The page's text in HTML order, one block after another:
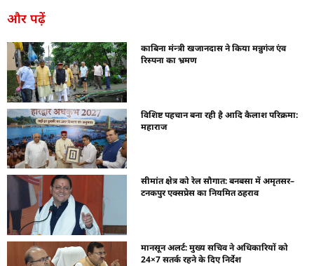
और पढ़ें
काबिना मंन्त्री खजानदास ने किया मन्नुगंज एंव
रिस्पना का भ्रमण
विशिष्ट पहचान बना रही है आदि कैलाश परिक्रमा:
महाराज
सीमांत क्षेत्र को रेल सौगात: बनबसा में अमृतसर–
टनकपुर एक्सप्रेस का नियमित ठहराव
मानसून अलर्ट: मुख्य सचिव ने अधिकारियों को
24×7 सतर्क रहने के दिए निर्देश